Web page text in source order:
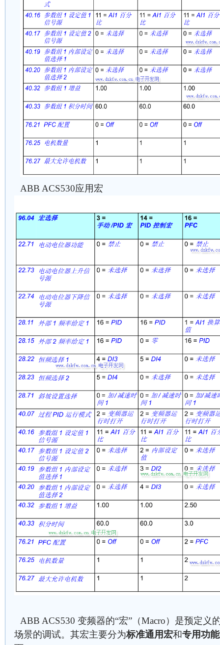
ABB ACS530应用宏
ABB ACS530 变频器的“宏”（Macro）是预定义
场景的调试。其宏主要分为标准通用宏和专用功